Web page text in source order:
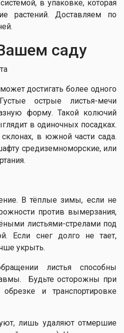
в упаковке, которая
растений. Доставляем по
саду
достигать более одного
острые листья-мечи
форму. Такой колючий
в одиночных посадках.
в южной части сада.
средиземноморские, или
В тёплые зимы, если не
против вымерзания,
листьями-стрелами под
Если снег долго не тает,
укрыть.
листья способны
Будьте осторожны при
обрезке и транспортировке
лишь удаляют отмершие